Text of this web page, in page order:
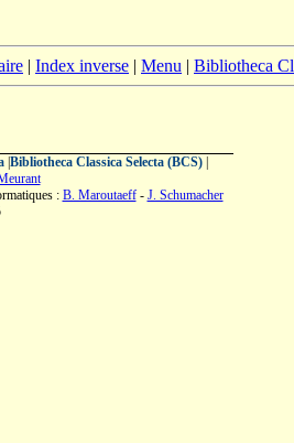
| Index inverse | Menu | Bibliotheca
| Bibliotheca Classica Selecta (BCS)|
: B. Maroutaeff- J. Schumacher